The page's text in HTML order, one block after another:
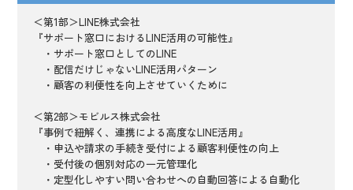
＜第1部＞LINE株式会社
『サポート窓口におけるLINE活用の可能性』
・サポート窓口としてのLINE
・配信だけじゃないLINE活用パターン
・顧客の利便性を向上させていくために
＜第2部＞モビルス株式会社
『事例で紐解く、連携による高度なLINE活用』
・申込や請求の手続き受付による顧客利便性の向上
・受付後の個別対応の一元管理化
・定型化しやすい問い合わせへの自動回答による自動化